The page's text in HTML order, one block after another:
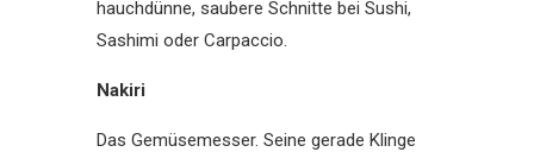
hauchdünne, saubere Schnitte bei Sushi,
Sashimi oder Carpaccio.
Nakiri
Das Gemüsemesser. Seine gerade Klinge